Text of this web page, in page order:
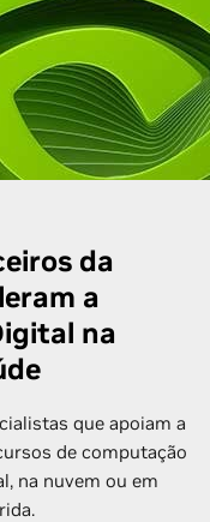
da
a
na
que apoiam a
de computação
na nuvem ou em